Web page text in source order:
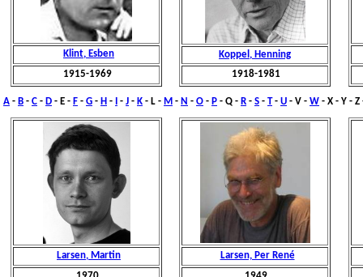
Klint, Esben
1915-1969
Koppel, Henning
1918-1981
A - B - C - D - E - F - G - H - - J - K - L - M - N - O - P - Q - R - S - T- U - V - W - X - Y -
Larsen, Martin
Larsen, Per René